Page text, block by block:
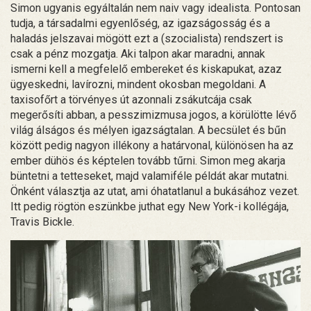
Simon ugyanis egyáltalán nem naiv vagy idealista. Pontosan
tudja, a társadalmi egyenlőség, az igazságosság és a
haladás jelszavai mögött ezt a (szocialista) rendszert is
csak a pénz mozgatja. Aki talpon akar maradni, annak
ismerni kell a megfelelő embereket és kiskapukat, azaz
ügyeskedni, lavírozni, mindent okosban megoldani. A
taxisofőrt a törvényes út azonnali zsákutcája csak
megerősíti abban, a pesszimizmusa jogos, a körülötte lévő
világ álságos és mélyen igazságtalan. A becsület és bűn
között pedig nagyon illékony a határvonal, különösen ha az
ember dühös és képtelen tovább tűrni. Simon meg akarja
büntetni a tetteseket, majd valamiféle példát akar mutatni.
Önként választja az utat, ami óhatatlanul a bukásához vezet.
Itt pedig rögtön eszünkbe juthat egy New York-i kollégája,
Travis Bickle.